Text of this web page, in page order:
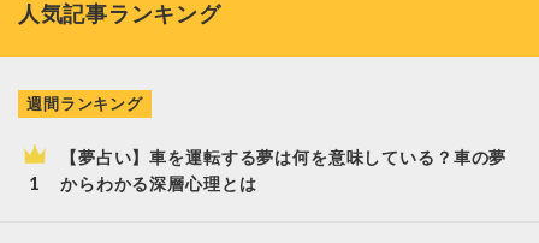
人気記事ランキング
週間ランキング
【夢占い】車を運転する夢は何を意味している？車の夢
からわかる深層心理とは